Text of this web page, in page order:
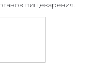
пищеварения.